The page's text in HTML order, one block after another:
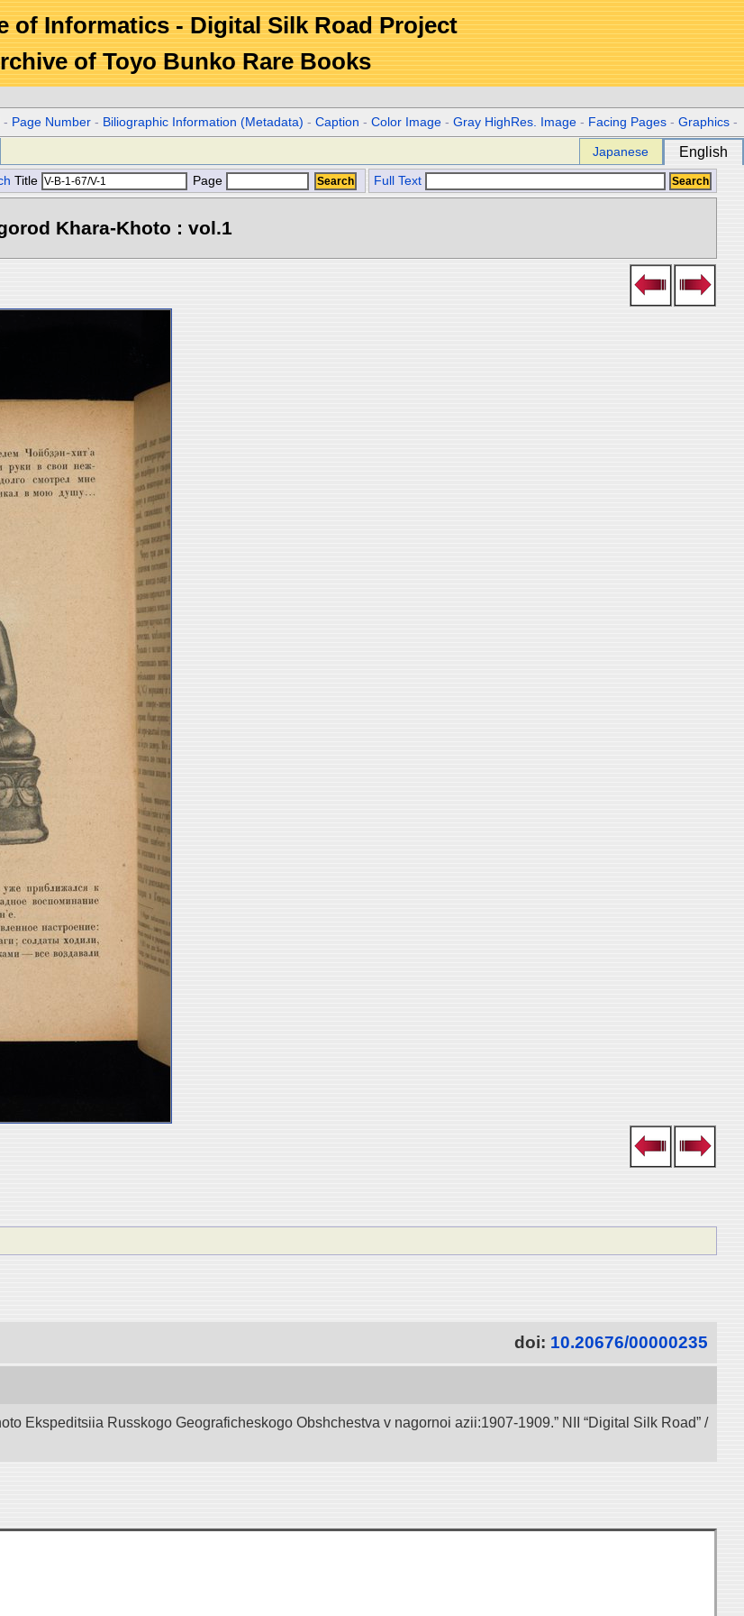
of Informatics - Digital Silk Road Project
of Toyo Bunko Rare Books
- Page Number - Biliographic Information (Metadata) -Caption -Color Image -Gray HighRes. Image - Facing Pages -Graphics -
Japanese English
Title Page Full Text
Khara-Khoto : vol.1
doi: 10.20676/00000235
Ekspeditsiia Russkogo Geograficheskogo Obshchestva v nagornoi azii:1907-1909.” NII “Digital Silk Road” /